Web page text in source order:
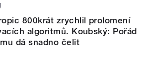
800krát zrychlil prolomení
algoritmů. Koubský: Pořád
dá snadno čelit